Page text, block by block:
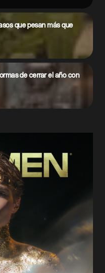
que pesan más que
de cerrar el año con